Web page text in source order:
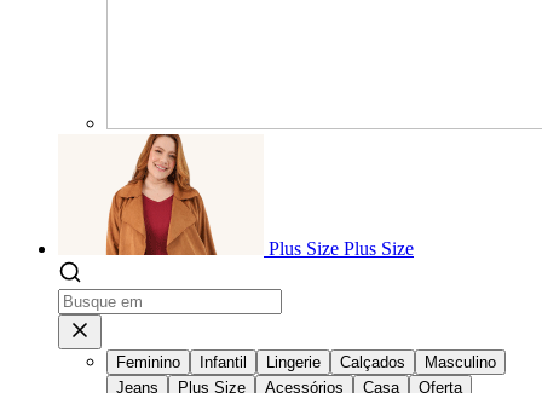
Plus Size Plus Size
Feminino Infantil Lingerie Calçados
Masculino
Jeans
Plus Size Acessórios Casa Oferta